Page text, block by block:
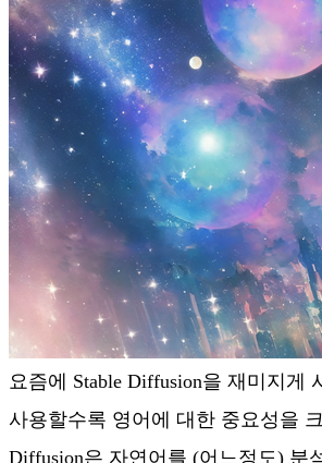
요즘에 Stable Diffusion을 재미지게
사용할수록 영어에 대한 중요성을
Diffusion은 자연어를 (어느정도) 분